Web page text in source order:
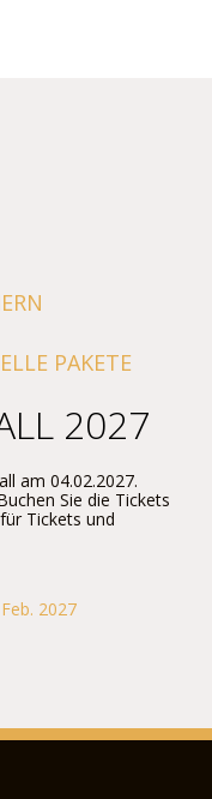
PAKETE
2027
am 04.02.2027.
Sie die Tickets
Tickets und
2027